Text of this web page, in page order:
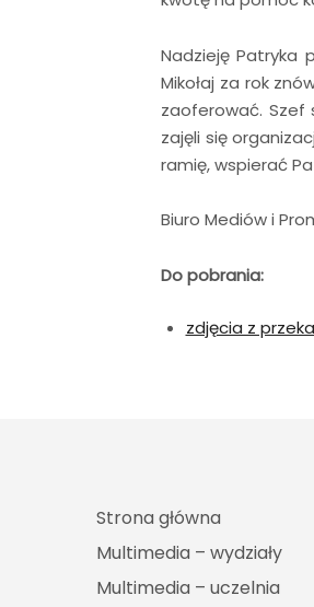
Nadzieję Patryka
Mikołaj za rok
zaoferować. Szef
zajęli się
ramię, wspierać
Biuro Mediów i
Do pobrania:
zdjęcia z
Strona główna
Multimedia – wydziały
Multimedia – uczelnia